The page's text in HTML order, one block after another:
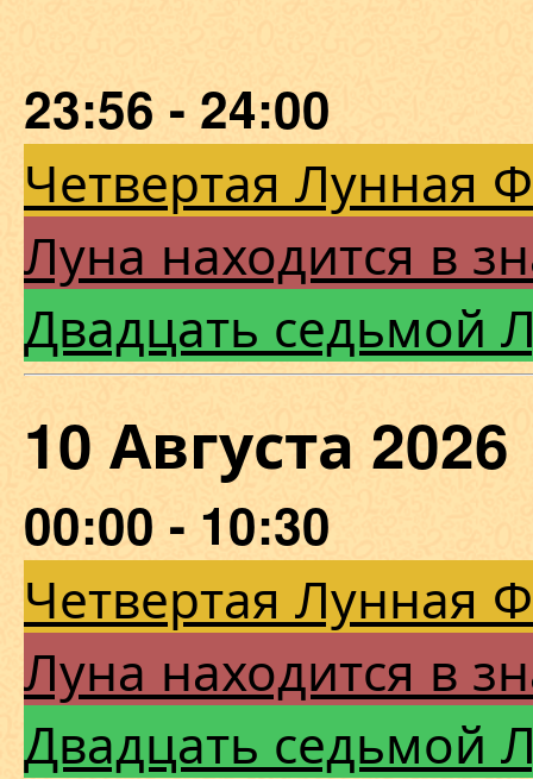
23:56 - 24:00
Четвертая Лунная
Луна находится в
Двадцать седьмой
10 Августа
00:00 - 10:30
Четвертая Лунная
Луна находится в
Двадцать седьмой